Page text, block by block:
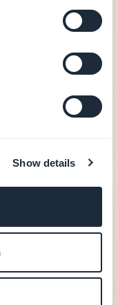
Show details
/ Google Play
reservas
(315